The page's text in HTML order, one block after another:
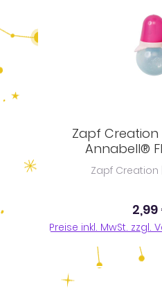
Zapf Creation
Annabell®
Zapf Creation
Preise inkl. MwSt. zzgl.